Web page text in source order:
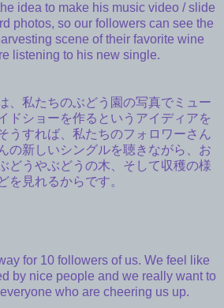
idea to make his music video / slide
photos, so our followers can see the
scene of their favorite wine
listening to his new single.
、私たちのぶどう園の写真でミュー
ドショーを作るというアイディアを
うすれば、私たちのフォロワーさん
の新しいシングルを聴きながら、お
どうやぶどうの木、そして収穫の様
を見れるからです。
for 10 followers of us. We feel like
by nice people and we really want to
who are cheering us up.